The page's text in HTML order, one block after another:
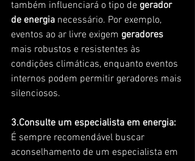
também influenciará o tipo de gerador
de energia necessário. Por exemplo,
eventos ao ar livre exigem geradores
mais robustos e resistentes às
condições climáticas, enquanto eventos
internos podem permitir geradores mais
silenciosos.
3.Consulte um especialista em energia:
É sempre recomendável buscar
aconselhamento de um especialista em